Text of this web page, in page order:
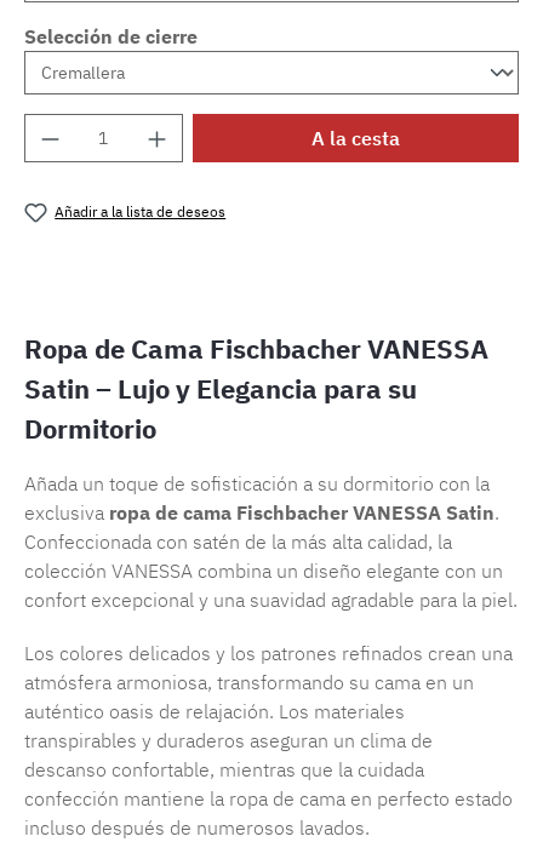
Selección de cierre
Cantidad del producto: introduce la
A la cesta
Añadir a la lista de deseos
Ropa de Cama Fischbacher VANESSA
Satin – Lujo y Elegancia para su
Dormitorio
Añada un toque de sofisticación a su dormitorio con la
exclusiva ropa de cama Fischbacher VANESSA Satin.
Confeccionada con satén de la más alta calidad, la
colección VANESSA combina un diseño elegante con un
confort excepcional y una suavidad agradable para la piel.
Los colores delicados y los patrones refinados crean una
atmósfera armoniosa, transformando su cama en un
auténtico oasis de relajación. Los materiales
transpirables y duraderos aseguran un clima de
descanso confortable, mientras que la cuidada
confección mantiene la ropa de cama en perfecto estado
incluso después de numerosos lavados.